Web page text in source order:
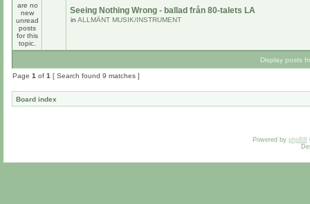
Seeing Nothing Wrong - ballad från 80-talets LA
in ALLMÄNT MUSIK/INSTRUMENT
Display posts
Page 1 of 1 [ Search found 9 matches ]
Board index
Powered by phpBB